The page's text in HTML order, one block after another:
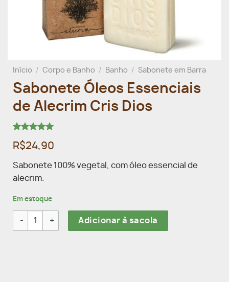
Início / Corpo e Banho / Banho / Sabonete em Barra
Sabonete Óleos Essenciais
de Alecrim Cris Dios
Avaliado
como5.00
baseado em
de cliente
R$24,90
Sabonete 100% vegetal, com óleo essencial de
alecrim.
Em estoque
Sabonete Óleos Essenciais de Alecrim Cris Dios quantidade
Adicionar à sacola